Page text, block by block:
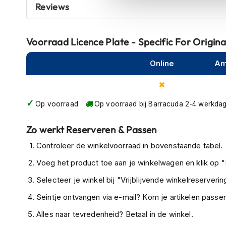
kapstok
Motorjassen
Heren
Doorwaai
motorjassen
Leren
motorjassen
Textiele
en de REFLECTOR mee te bestellen en te
movement (exclusive BARRACUDA's
motorbike giving a complete mounting kit with all
PLATE KIT are related with mounting instruction and
to the original parts._x000D_ During the installation it is
plate to the limit of 30° established by law and then fix
GENERAL ASSEMBLY rules it necessary to buy also
Reviews
Voorraad Licence Plate - Specific For
Online
Op voorraad Op voorraad bij Barracuda 2-4
Zo werkt Reserveren & Passen
Controleer de winkelvoorraad in bovenstaande tabel.
Voeg het product toe aan je winkelwagen en klik op
Selecteer je winkel bij "Vrijblijvende
Seintje ontvangen via e-mail? Kom je artikelen
Alles naar tevredenheid? Betaal in de winkel.